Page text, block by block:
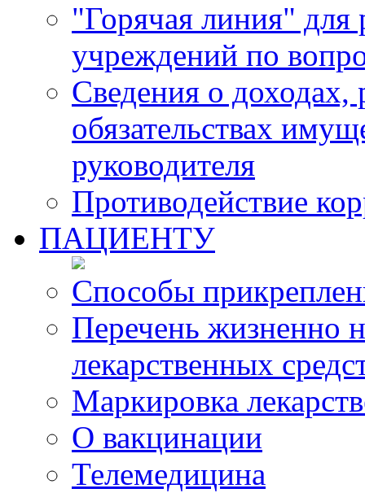
"Горячая линия"
учреждений по
Сведения о доходах,
обязательствах
руководителя
Противодействие
ПАЦИЕНТУ
Способы
Перечень жизненно
лекарственных
Маркировка
О вакцинации
Телемедицина